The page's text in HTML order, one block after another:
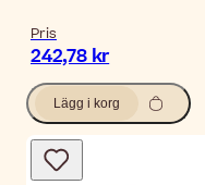
Pris
242,78 kr
Lägg i korg